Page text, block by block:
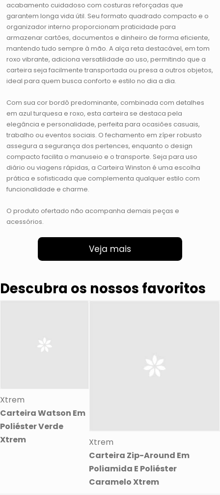
acabamento cuidadoso com costuras reforçadas que
garantem longa vida útil. Seu formato quadrado compacto e o
organizador interno proporcionam praticidade para
armazenar cartões, documentos e dinheiro de forma eficiente,
mantendo tudo sempre à mão. A alça reta destacável, em tom
roxo vibrante, adiciona versatilidade ao uso, permitindo que a
carteira seja facilmente transportada ou presa a outros objetos,
ideal para quem busca conforto e estilo no dia a dia.
Com sua cor bordô predominante, combinada com detalhes
em azul turquesa e roxo, esta carteira se destaca pela
elegância e personalidade, perfeita para ocasiões casuais,
trabalho ou eventos sociais. O fechamento em zíper robusto
assegura a segurança dos pertences, enquanto o design
compacto facilita o manuseio e o transporte. Seja para uso
diário ou viagens rápidas, a Carteira Winston é uma escolha
prática e sofisticada que complementa qualquer estilo com
funcionalidade e charme.
O produto ofertado não acompanha demais peças e
acessórios.
Veja mais
Descubra os nossos favoritos
Xtrem
Carteira Watson Em
Poliéster Verde
Xtrem
Xtrem
Carteira Zip-Around Em
Poliamida E Poliéster
Caramelo Xtrem